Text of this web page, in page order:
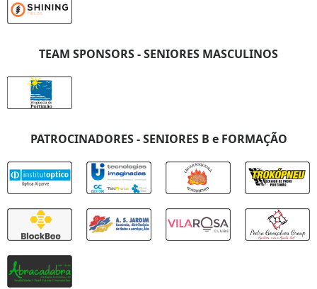
TEAM SPONSORS - SENIORES MASCULINOS
PATROCINADORES - SENIORES B e FORMAÇÃO